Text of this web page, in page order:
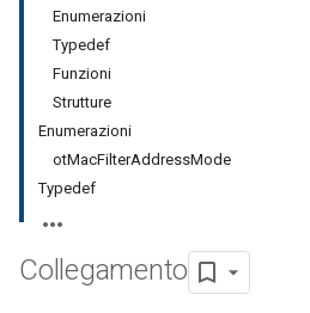
Enumerazioni
Typedef
Funzioni
Strutture
Enumerazioni
otMacFilterAddressMode
Typedef
Collegamento